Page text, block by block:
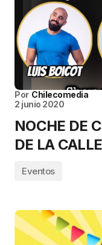
Por Chilecomedia
2 junio 2020
NOCHE DE
DE LA
Eventos